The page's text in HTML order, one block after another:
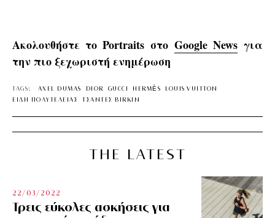
Ακολουθήστε το Portraits στο Google Newsγια
την πιο ξεχωριστή ενημέρωση
TAGS: AXEL DUMAS DIOR GUCCI HERMÈS
LOUIS VUITTON
ΕΙΔΗ ΠΟΛΥΤΕΛΕΙΑΣ
ΤΣΑΝΤΕΣ BIRKIN
THE LATEST
22/03/2022
Τρεις εύκολες ασκήσεις για